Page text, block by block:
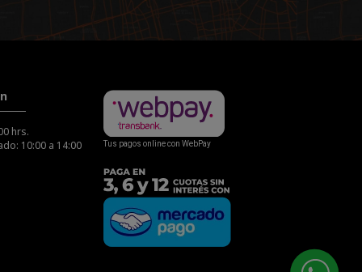
hrs.
10:00 a 14:00
Tus pagos online con WebPay